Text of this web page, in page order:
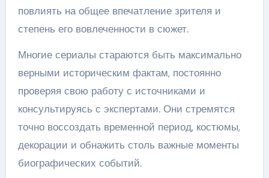
повлиять на общее впечатление зрителя и
степень его вовлеченности в сюжет.
Многие сериалы стараются быть максимально
верными историческим фактам, постоянно
проверяя свою работу с источниками и
консультируясь с экспертами. Они стремятся
точно воссоздать временной период, костюмы,
декорации и обнажить столь важные моменты
биографических событий.